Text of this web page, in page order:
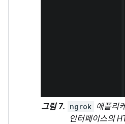
그림 7. ngrok 애플리
인터페이스의